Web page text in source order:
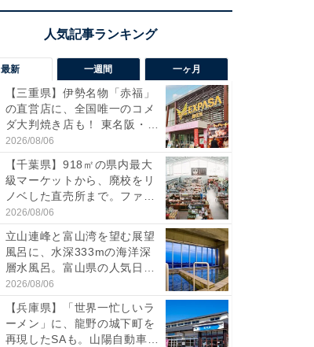
最新 一週間 一ヶ月
【三重県】伊勢名物「赤福」
の直営店に、全国唯一のコメ
ダ大判焼き店も！ 東名阪・
伊...
2026/08/06
【千葉県】918㎡の県内最大
級マーケットから、廃校をリ
ノベした直売所まで。ファ
ー...
2026/08/06
立山連峰と富山湾を望む展望
風呂に、水深333mの海洋深
層水風呂。富山県の人気日
帰...
2026/08/06
【兵庫県】「世界一忙しいラ
ーメン」に、龍野の城下町を
再現したSAも。山陽自動車